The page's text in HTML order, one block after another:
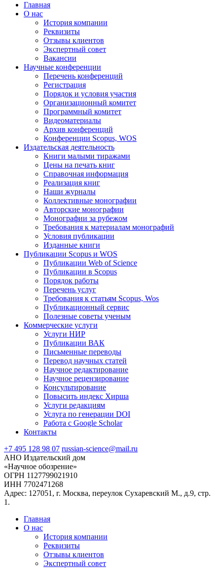
Главная
О нас
История компании
Реквизиты
Отзывы клиентов
Экспертный совет
Вакансии
Научные конференции
Перечень конференций
Регистрация
Порядок и условия участия
Организационный комитет
Программный комитет
Видеоматериалы
Архив конференций
Конференции Scopus, WOS
Издательская деятельность
Книги малыми тиражами
Цены на печать книг
Справочная информация
Реализация книг
Наши журналы
Коллективные монографии
Авторские монографии
Монографии за рубежом
Требования к материалам монографий
Условия публикации
Изданные книги
Публикации Scopus и WOS
Публикации Web of Science
Публикации в Scopus
Порядок работы
Перечень услуг
Требования к статьям Scopus, Wos
Публикационный сервис
Полезные советы ученым
Коммерческие услуги
Услуги НИР
Публикации ВАК
Письменные переводы
Перевод научных статей
Научное редактирование
Научное рецензирование
Консультирование
Повысить индекс Хирша
Услуги редакциям
Услуга по генерации DOI
Работа с Google Scholar
Контакты
+7 495 128 98 07 russian-science@mail.ru
АНО Издательский дом
«Научное обозрение»
ОГРН 1127799021910
ИНН 7702471268
Адрес: 127051, г. Москва, переулок Сухаревский М., д.9, стр.
1.
Главная
О нас
История компании
Реквизиты
Отзывы клиентов
Экспертный совет